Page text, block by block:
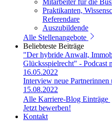
Mitarbeiter für die
Praktikanten,
Referendare
Auszubildende
Alle Stellenangebote
Beliebteste Beiträge
"Der hybride Anwalt,
Glücksspielrecht" - Podcast
16.05.2022
Interview neue
15.08.2022
Alle Karriere-Blog Einträge
Jetzt bewerben!
Kontakt